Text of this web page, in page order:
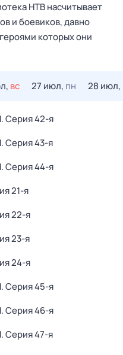
НТВ насчитывает
и боевиков, давно
которых они
вс 27 июл, пн 28 июл,
. Серия 42-я
. Серия 43-я
. Серия 44-я
21-я
22-я
23-я
24-я
. Серия 45-я
. Серия 46-я
. Серия 47-я